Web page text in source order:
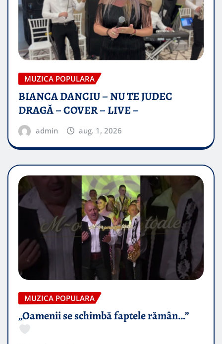
MUZICA POPULARA
BIANCA DANCIU – NU TE JUDEC
DRAGĂ – COVER – LIVE –
admin aug. 1, 2026
MUZICA POPULARA
„Oamenii se schimbă faptele rămân…”